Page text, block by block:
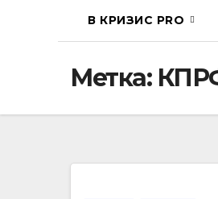
В КРИЗИС PRO
Метка: